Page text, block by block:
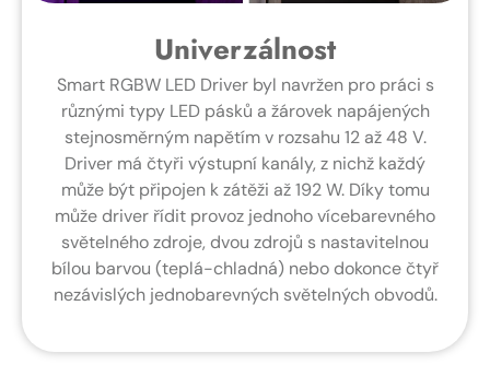
Univerzálnost
Smart RGBW LED Driver byl navržen pro práci s
různými typy LED pásků a žárovek napájených
stejnosměrným napětím v rozsahu 12 až 48 V.
Driver má čtyři výstupní kanály, z nichž každý
může být připojen k zátěži až 192 W. Díky tomu
může driver řídit provoz jednoho vícebarevného
světelného zdroje, dvou zdrojů s nastavitelnou
bílou barvou (teplá-chladná) nebo dokonce čtyř
nezávislých jednobarevných světelných obvodů.